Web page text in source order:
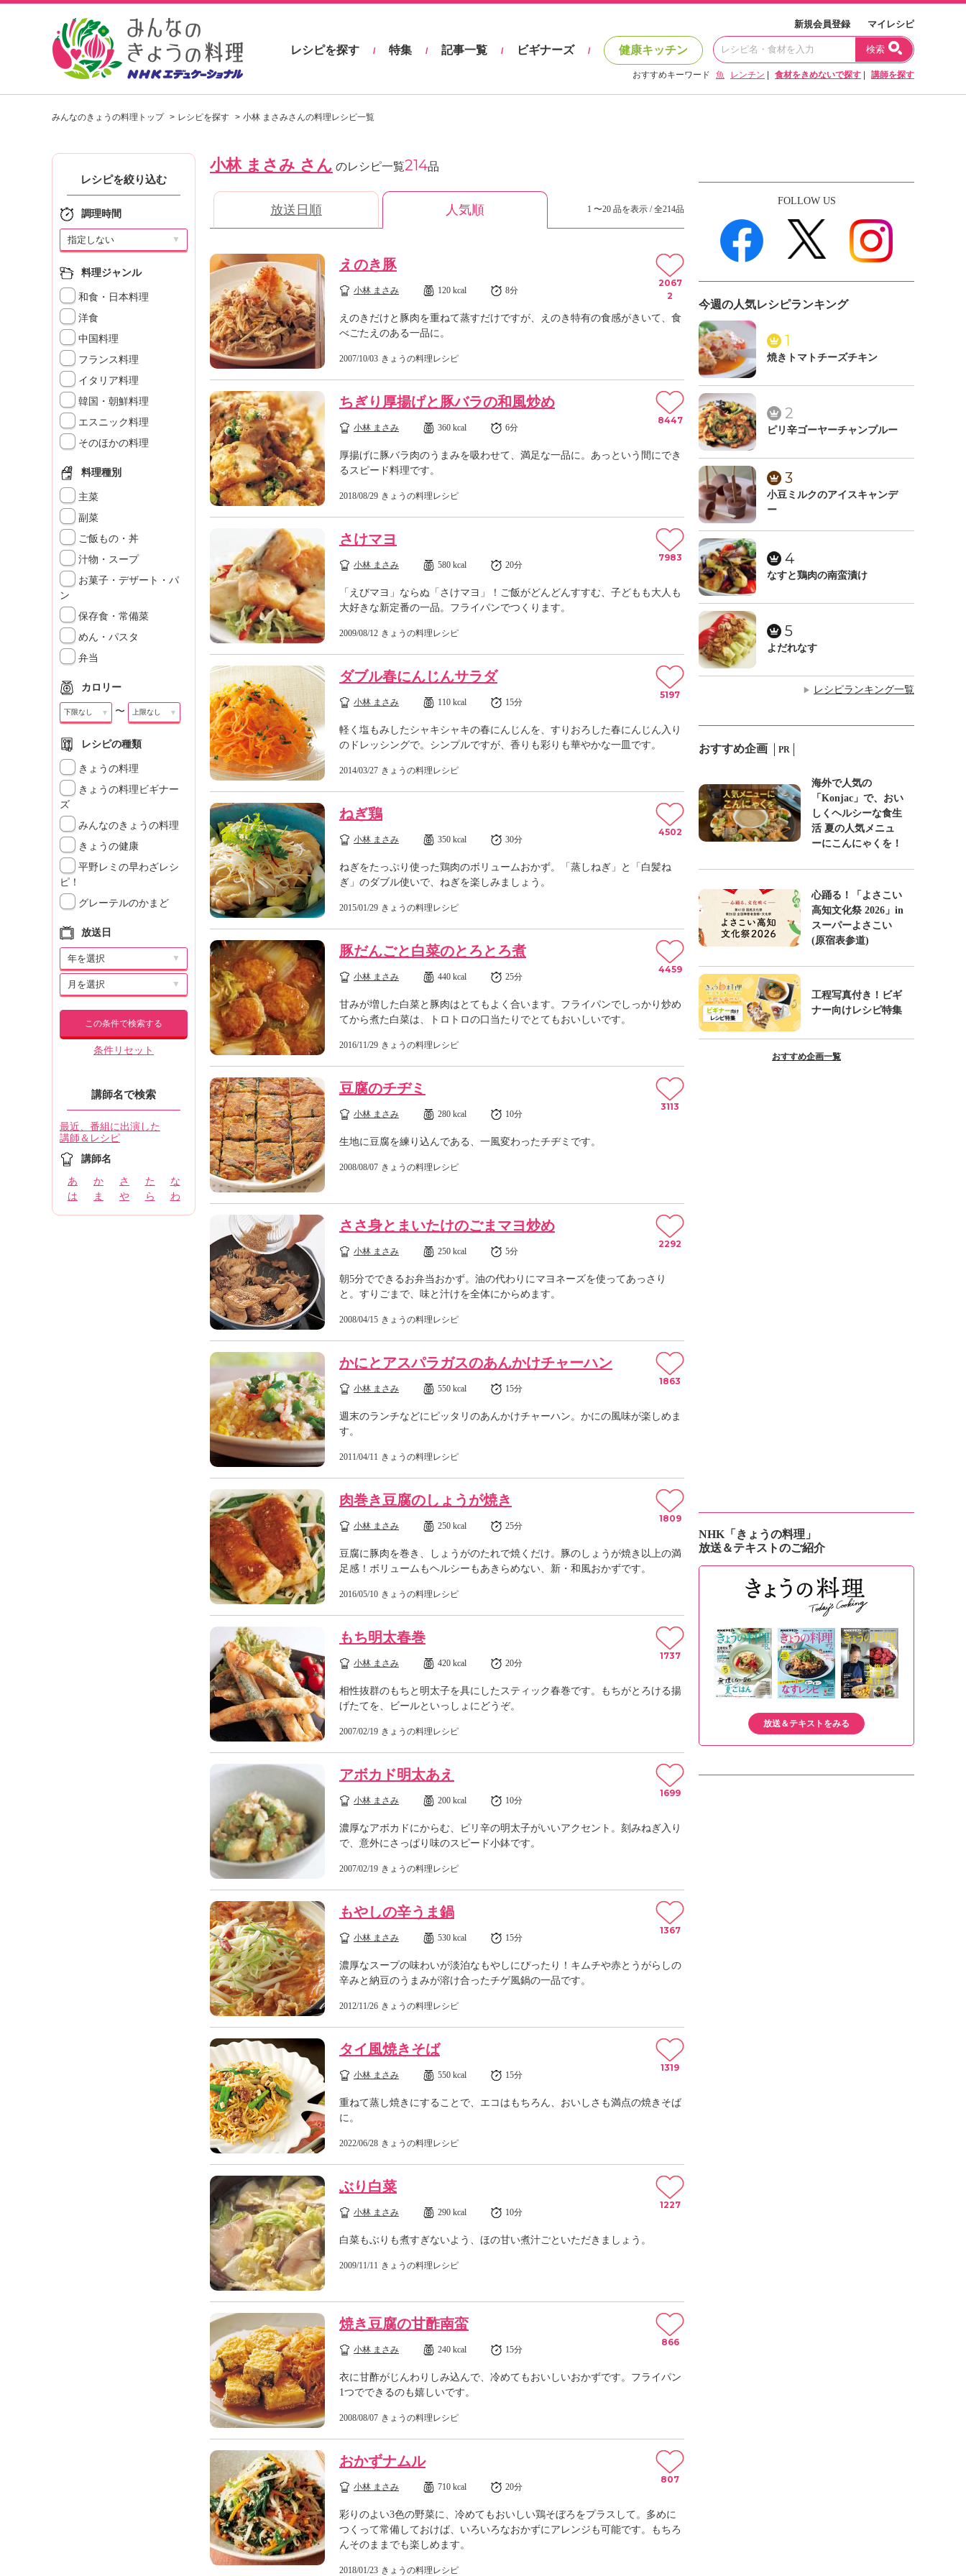
し
シ
を
よ
う
。
N
H
K
エ
デ
ケ
ー
シ
ョ
ナ
ル
「
み
き
ょ
う
の
料
理
」
新規会員登録 マイレシピ
レシピを探す / 特集 / 記事一覧 / ビギナーズ / 健康キッチン 検索
おすすめキーワード 魚 レンチン 食材をきめないで探す 講師を探す
みんなのきょうの料理トップ レシピを探す 小林 まさみさんの料理レシピ一覧
レシピを絞り込む
調理時間
▼
料理ジャンル
和食・日本料理
洋食
中国料理
フランス料理
イタリア料理
韓国・朝鮮料理
エスニック料理
そのほかの料理
料理種別
主菜
副菜
ご飯もの・丼
汁物・スープ
お菓子・デザート・パ
ン
保存食・常備菜
めん・パスタ
弁当
カロリー
▼ 〜 ▼
レシピの種類
きょうの料理
きょうの料理ビギナー
ズ
みんなのきょうの料理
きょうの健康
平野レミの早わざレシ
ピ！
グレーテルのかまど
放送日
▼
▼
この条件で検索する
条件リセット
講師名で検索
最近、番組に出演した
講師＆レシピ
講師名
あ か さ た
な
は
ま や ら わ
小林 まさみ さん のレシピ一覧214品
放送日順 人気順 1 〜20 品を表示 / 全214品
えのき豚
小林 まさみ 120 kcal 8分
えのきだけと豚肉を重ねて蒸すだけですが、えのき特有の食感がきいて、食
べごたえのある一品に。
2007/10/03 きょうの料理レシピ
2067
2
ちぎり厚揚げと豚バラの和風炒め
小林 まさみ 360 kcal 6分
厚揚げに豚バラ肉のうまみを吸わせて、満足な一品に。あっという間にでき
るスピード料理です。
2018/08/29 きょうの料理レシピ
8447
さけマヨ
小林 まさみ 580 kcal 20分
「えびマヨ」ならぬ「さけマヨ」！ご飯がどんどんすすむ、子どもも大人も
大好きな新定番の一品。フライパンでつくります。
2009/08/12 きょうの料理レシピ
7983
ダブル春にんじんサラダ
小林 まさみ 110 kcal 15分
軽く塩もみしたシャキシャキの春にんじんを、すりおろした春にんじん入り
のドレッシングで。シンプルですが、香りも彩りも華やかな一皿です。
2014/03/27 きょうの料理レシピ
5197
ねぎ鶏
小林 まさみ 350 kcal 30分
ねぎをたっぷり使った鶏肉のボリュームおかず。「蒸しねぎ」と「白髪ね
ぎ」のダブル使いで、ねぎを楽しみましょう。
2015/01/29 きょうの料理レシピ
4502
豚だんごと白菜のとろとろ煮
小林 まさみ 440 kcal 25分
甘みが増した白菜と豚肉はとてもよく合います。フライパンでしっかり炒め
てから煮た白菜は、トロトロの口当たりでとてもおいしいです。
2016/11/29 きょうの料理レシピ
4459
豆腐のチヂミ
小林 まさみ 280 kcal 10分
生地に豆腐を練り込んである、一風変わったチヂミです。
2008/08/07 きょうの料理レシピ
3113
ささ身とまいたけのごまマヨ炒め
小林 まさみ 250 kcal 5分
朝5分でできるお弁当おかず。油の代わりにマヨネーズを使ってあっさり
と。すりごまで、味と汁けを全体にからめます。
2008/04/15 きょうの料理レシピ
2292
かにとアスパラガスのあんかけチャーハン
小林 まさみ 550 kcal 15分
週末のランチなどにピッタリのあんかけチャーハン。かにの風味が楽しめま
す。
2011/04/11 きょうの料理レシピ
1863
肉巻き豆腐のしょうが焼き
小林 まさみ 250 kcal 25分
豆腐に豚肉を巻き、しょうがのたれで焼くだけ。豚のしょうが焼き以上の満
足感！ボリュームもヘルシーもあきらめない、新・和風おかずです。
2016/05/10 きょうの料理レシピ
1809
もち明太春巻
小林 まさみ 420 kcal 20分
相性抜群のもちと明太子を具にしたスティック春巻です。もちがとろける揚
げたてを、ビールといっしょにどうぞ。
2007/02/19 きょうの料理レシピ
1737
アボカド明太あえ
小林 まさみ 200 kcal 10分
濃厚なアボカドにからむ、ピリ辛の明太子がいいアクセント。刻みねぎ入り
で、意外にさっぱり味のスピード小鉢です。
2007/02/19 きょうの料理レシピ
1699
もやしの辛うま鍋
小林 まさみ 530 kcal 15分
濃厚なスープの味わいが淡泊なもやしにぴったり！キムチや赤とうがらしの
辛みと納豆のうまみが溶け合ったチゲ風鍋の一品です。
2012/11/26 きょうの料理レシピ
1367
タイ風焼きそば
小林 まさみ 550 kcal 15分
重ねて蒸し焼きにすることで、エコはもちろん、おいしさも満点の焼きそば
に。
2022/06/28 きょうの料理レシピ
1319
ぶり白菜
小林 まさみ 290 kcal 10分
白菜もぶりも煮すぎないよう、ほの甘い煮汁ごといただきましょう。
2009/11/11 きょうの料理レシピ
1227
焼き豆腐の甘酢南蛮
小林 まさみ 240 kcal 15分
衣に甘酢がじんわりしみ込んで、冷めてもおいしいおかずです。フライパン
1つでできるのも嬉しいです。
2008/08/07 きょうの料理レシピ
866
おかずナムル
小林 まさみ 710 kcal 20分
彩りのよい3色の野菜に、冷めてもおいしい鶏そぼろをプラスして。多めに
つくって常備しておけば、いろいろなおかずにアレンジも可能です。もちろ
んそのままでも楽しめます。
2018/01/23 きょうの料理レシピ
807
FOLLOW US
今週の人気レシピランキング
1
焼きトマトチーズチキン
2
ピリ辛ゴーヤーチャンプルー
3
小豆ミルクのアイスキャンデ
ー
4
なすと鶏肉の南蛮漬け
5
よだれなす
▶ レシピランキング一覧
おすすめ企画 PR
海外で人気の
「Konjac」で、おい
しくヘルシーな食生
活 夏の人気メニュ
ーにこんにゃくを！
心踊る！「よさこい
高知文化祭 2026」in
スーパーよさこい
(原宿表参道)
工程写真付き！ビギ
ナー向けレシピ特集
おすすめ企画一覧
NHK「きょうの料理」
放送＆テキストのご紹介
放送＆テキストをみる